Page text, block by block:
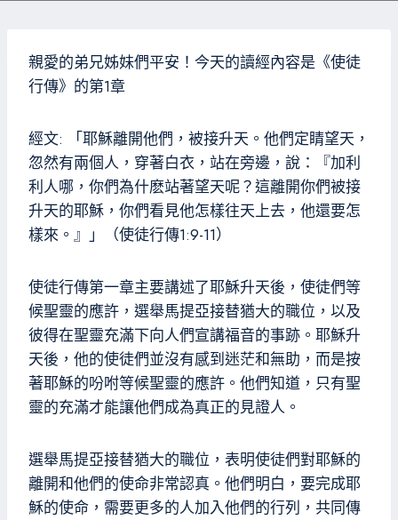
親愛的弟兄姊妹們平安！今天的讀經內容是《使徒
行傳》的第1章
經文: 「耶穌離開他們，被接升天。他們定睛望天，
忽然有兩個人，穿著白衣，站在旁邊，說：『加利
利人哪，你們為什麽站著望天呢？這離開你們被接
升天的耶穌，你們看見他怎樣往天上去，他還要怎
樣來。』」（使徒行傳1:9-11）
使徒行傳第一章主要講述了耶穌升天後，使徒們等
候聖靈的應許，選舉馬提亞接替猶大的職位，以及
彼得在聖靈充滿下向人們宣講福音的事跡。耶穌升
天後，他的使徒們並沒有感到迷茫和無助，而是按
著耶穌的吩咐等候聖靈的應許。他們知道，只有聖
靈的充滿才能讓他們成為真正的見證人。
選舉馬提亞接替猶大的職位，表明使徒們對耶穌的
離開和他們的使命非常認真。他們明白，要完成耶
穌的使命，需要更多的人加入他們的行列，共同傳